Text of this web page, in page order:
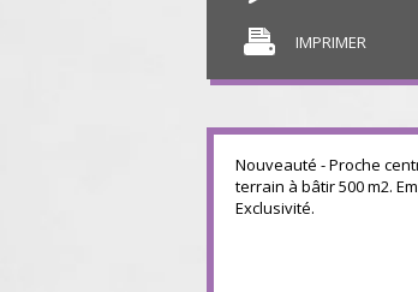
IMPRIMER
Nouveauté - Proche
terrain à bâtir 500 m2.
Exclusivité.